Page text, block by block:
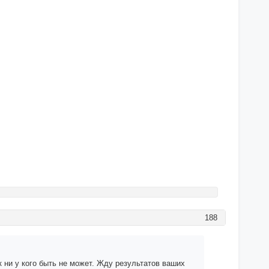
188
у кого быть не может. Жду результатов ваших